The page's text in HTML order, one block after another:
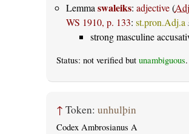
Lemmaswaleiks: adjective(
WS 1910, p. 133: st.pron.Adj.a
strong masculine
Status: not verified but unambiguous.
↑ Token: unhulþin
Codex Ambrosianus A